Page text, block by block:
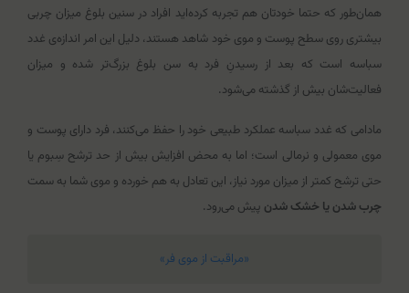
همان‌طور که حتما خودتان هم تجربه کرده‌اید افراد در سنین بلوغ میزان چربی
بیشتری روی سطح پوست و موی خود شاهد هستند، دلیل این امر اندازه‌ی غدد
سباسه است که بعد از رسیدنِ فرد به سن بلوغ بزرگ‌تر شده و میزان
فعالیت‌شان بیش از گذشته می‌شود.
مادامی که غدد سباسه عملکرد طبیعی خود را حفظ می‌کنند، فرد دارای پوست و
موی معمولی و نرمالی است؛ اما به محض افزایش بیش از حد ترشح سِبوم یا
حتی ترشح کمتر از میزان مورد نیاز، این تعادل به هم خورده و موی شما به سمت
چرب شدن یا خشک شدن پیش می‌رود.
«مراقبت از موی فر»